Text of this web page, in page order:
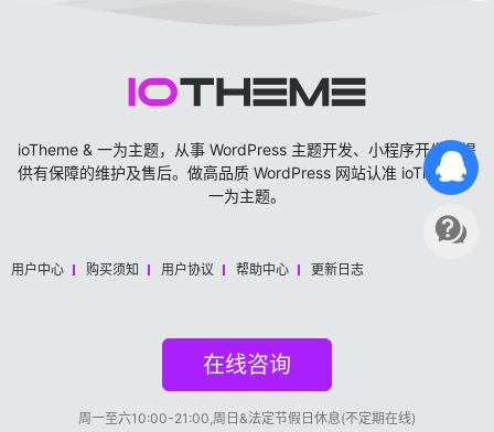
ioTheme & 一为主题，从事 WordPress 主题开发、小程序开发，提
供有保障的维护及售后。做高品质 WordPress 网站认准 ioTheme &
一为主题。
用户中心 购买须知 用户协议 帮助中心 更新日志
在线咨询
周一至六10:00-21:00,周日&法定节假日休息(不定期在线)